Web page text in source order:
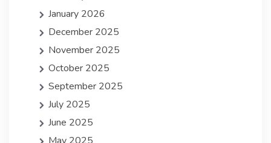
January 2026
December 2025
November 2025
October 2025
September 2025
July 2025
June 2025